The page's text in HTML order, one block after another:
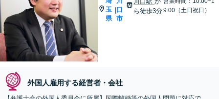
玉
県
|口
市
ら徒歩3分9:00（土日祝日）
外国人雇用する経営者・会社